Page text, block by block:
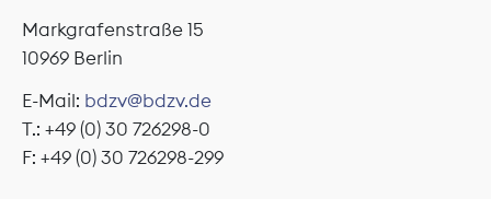
Markgrafenstraße 15
10969 Berlin
E-Mail: bdzv@bdzv.de
T.: +49 (0) 30 726298-0
F: +49 (0) 30 726298-299